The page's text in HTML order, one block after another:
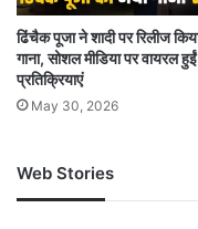
ढिंचैक पूजा ने शादी पर रिलीज
गाना, सोशल मीडिया पर वायरल
प्रतिक्रियाएं
May 30, 2026
Web Stories
जम्मू-कश्मीर में बारिश से
अपडेट